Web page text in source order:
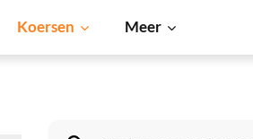
Koersen Meer